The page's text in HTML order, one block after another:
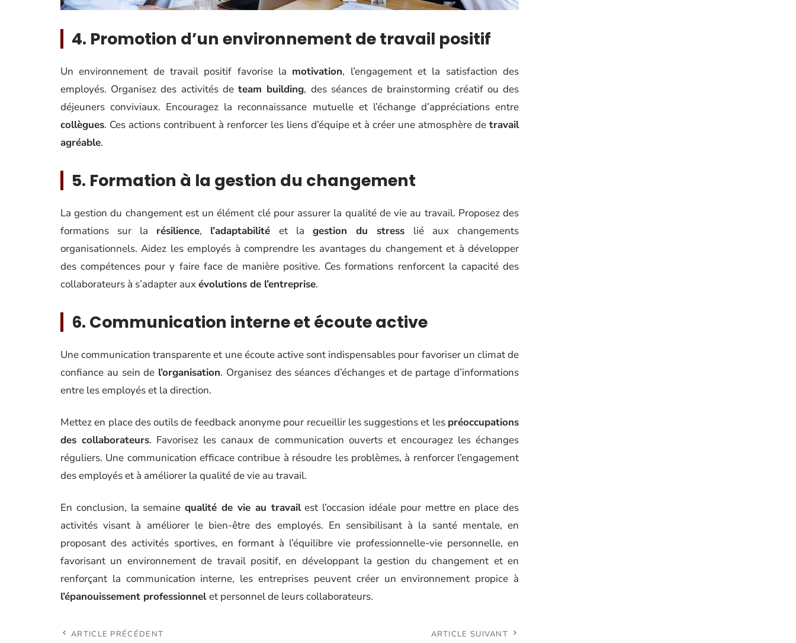
4. Promotion d’un environnement de travail positif
Un environnement de travail positif favorise la motivation, l’engagement et la satisfaction des
employés. Organisez des activités deteam building, des séances de brainstorming créatif ou des
déjeuners conviviaux. Encouragez la reconnaissance mutuelle et l’échange d’appréciations entre
collègues. Ces actions contribuent à renforcer les liens d’équipe et à créer une atmosphère de travail
agréable.
5. Formation à la gestion du changement
La gestion du changement est un élément clé pour assurer la qualité de vie au travail. Proposez des
formations sur la résilience, l’adaptabilité et la gestion du stress lié aux changements
organisationnels. Aidez les employés à comprendre les avantages du changement et à développer
des compétences pour y faire face de manière positive. Ces formations renforcent la capacité des
collaborateurs à s’adapter auxévolutions de l’entreprise.
6. Communication interne et écoute active
Une communication transparente et une écoute active sont indispensables pour favoriser un climat de
confiance au sein de l’organisation. Organisez des séances d’échanges et de partage d’informations
entre les employés et la direction.
Mettez en place des outils de feedback anonyme pour recueillir les suggestions et les préoccupations
des collaborateurs. Favorisez les canaux de communication ouverts et encouragez les échanges
réguliers. Une communication efficace contribue à résoudre les problèmes, à renforcer l’engagement
des employés et à améliorer la qualité de vie au travail.
En conclusion, la semainequalité de vie au travailest l’occasion idéale pour mettre en place des
activités visant à améliorer le bien-être des employés. En sensibilisant à la santé mentale, en
proposant des activités sportives, en formant à l’équilibre vie professionnelle-vie personnelle, en
favorisant un environnement de travail positif, en développant la gestion du changement et en
renforçant la communication interne, les entreprises peuvent créer un environnement propice à
l’épanouissement professionnelet personnel de leurs collaborateurs.
ARTICLE PRÉCÉDENT ARTICLE SUIVANT